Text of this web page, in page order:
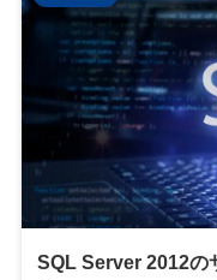
SQL Server 2012の